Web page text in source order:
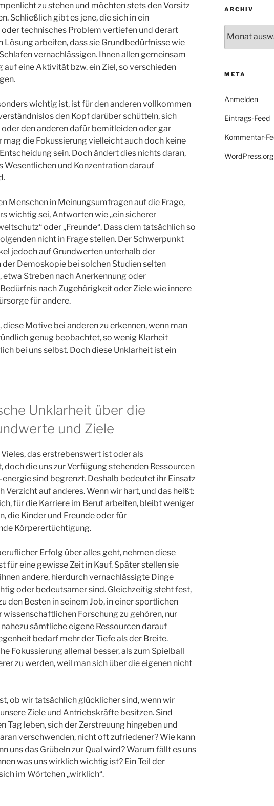
zu stehen und möchten stets den Vorsitz
Schließlich gibt es jene, die sich in ein
technisches Problem vertiefen und derart
Lösung arbeiten, dass sie Grundbedürfnisse wie
vernachlässigen. Ihnen allen gemeinsam
auf eine Aktivität bzw. ein Ziel, so verschieden
wichtig ist, ist für den anderen vollkommen
den Kopf darüber schütteln, sich
den anderen dafür bemitleiden oder gar
die Fokussierung vielleicht auch doch keine
sein. Doch ändert dies nichts daran,
Wesentlichen und Konzentration darauf
Menschen in Meinungsumfragen auf die Frage,
wichtig sei, Antworten wie „ein sicherer
oder „Freunde“. Dass dem tatsächlich so
nicht in Frage stellen. Der Schwerpunkt
jedoch auf Grundwerten unterhalb der
der Demoskopie bei solchen Studien selten
Streben nach Anerkennung oder
nach Zugehörigkeit oder Ziele wie innere
für andere.
Motive bei anderen zu erkennen, wenn man
genug beobachtet, so wenig Klarheit
bei uns selbst. Doch diese Unklarheit ist ein
Unklarheit über die
und Ziele
das erstrebenswert ist oder als
doch die uns zur Verfügung stehenden Ressourcen
sind begrenzt. Deshalb bedeutet ihr Einsatz
Verzicht auf anderes. Wenn wir hart, und das heißt:
für die Karriere im Beruf arbeiten, bleibt weniger
die Kinder und Freunde oder für
Körperertüchtigung.
Erfolg über alles geht, nehmen diese
für eine gewisse Zeit in Kauf. Später stellen sie
andere, hierdurch vernachlässigte Dinge
oder bedeutsamer sind. Gleichzeitig steht fest,
den Besten in seinem Job, in einer sportlichen
wissenschaftlichen Forschung zu gehören, nur
sämtliche eigene Ressourcen darauf
bedarf mehr der Tiefe als der Breite.
Fokussierung allemal besser, als zum Spielball
zu werden, weil man sich über die eigenen nicht
ob wir tatsächlich glücklicher sind, wenn wir
Ziele und Antriebskräfte besitzen. Sind
Tag leben, sich der Zerstreuung hingeben und
verschwenden, nicht oft zufriedener? Wie kann
uns das Grübeln zur Qual wird? Warum fällt es uns
was uns wirklich wichtig ist? Ein Teil der
im Wörtchen „wirklich“.
ARCHIV
META
Anmelden
Eintrags-Feed
Kommentar-
WordPress.org